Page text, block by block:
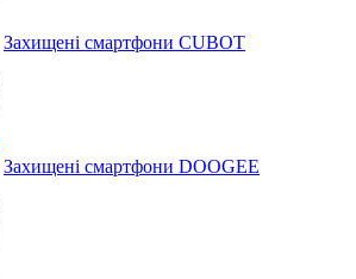
Захищені смартфони CUBOT
Захищені смартфони DOOGEE